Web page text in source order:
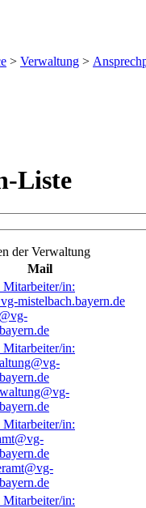
> Verwaltung >
Liste
der Verwaltung
Mail